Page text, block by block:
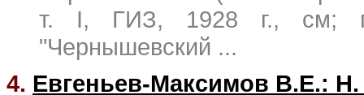
т. I, ГИЗ, 1928 г., см;
"Чернышевский ...
4. Евгеньев-Максимов В.Е.: